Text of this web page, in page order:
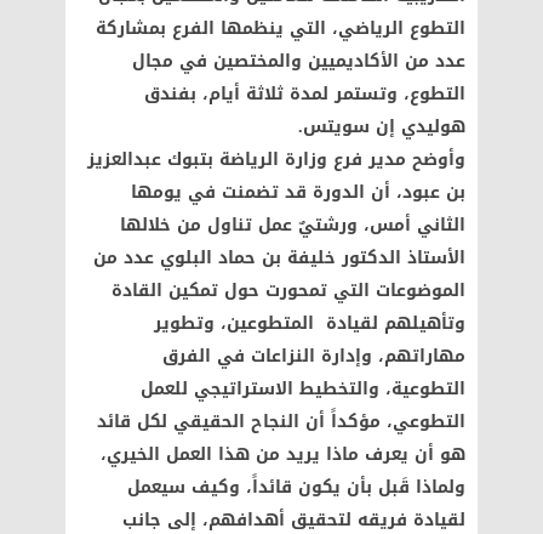
التطوع الرياضي، التي ينظمها الفرع بمشاركة
عدد من الأكاديميين والمختصين في مجال
التطوع، وتستمر لمدة ثلاثة أيام، بفندق
هوليدي إن سويتس.
وأوضح مدير فرع وزارة الرياضة بتبوك عبدالعزيز
بن عبود، أن الدورة قد تضمنت في يومها
الثاني أمس، ورشتيٌ عمل تناول من خلالها
الأستاذ الدكتور خليفة بن حماد البلوي عدد من
الموضوعات التي تمحورت حول تمكين القادة
وتأهيلهم لقيادة المتطوعين، وتطوير
مهاراتهم، وإدارة النزاعات في الفرق
التطوعية، والتخطيط الاستراتيجي للعمل
التطوعي، مؤكداً أن النجاح الحقيقي لكل قائد
هو أن يعرف ماذا يريد من هذا العمل الخيري،
ولماذا قَبل بأن يكون قائداً، وكيف سيعمل
لقيادة فريقه لتحقيق أهدافهم، إلى جانب